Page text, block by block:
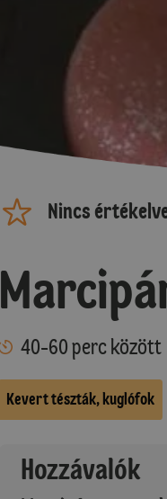
Nincs
40-60 perc között
Kevert tészták, kuglófok
Hozzávalók